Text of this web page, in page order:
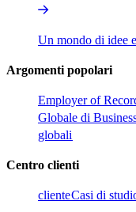
Un mondo di idee
Argomenti popolari​​
Employer of
Globale di
globali​​
Centro clienti​​
cliente​​Casi di